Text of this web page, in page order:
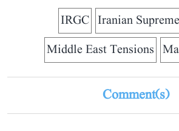
Iranian
IRGC
Middle East Tensions
Comment(s)